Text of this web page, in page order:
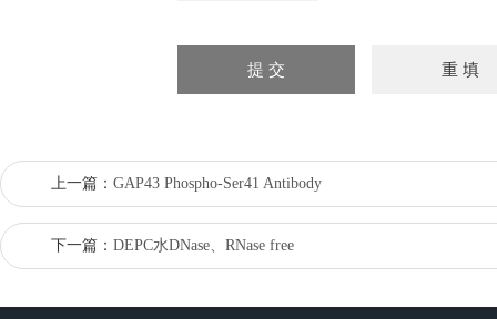
上一篇： GAP43 Phospho-Ser41 Antibody
下一篇： DEPC水DNase、RNase free